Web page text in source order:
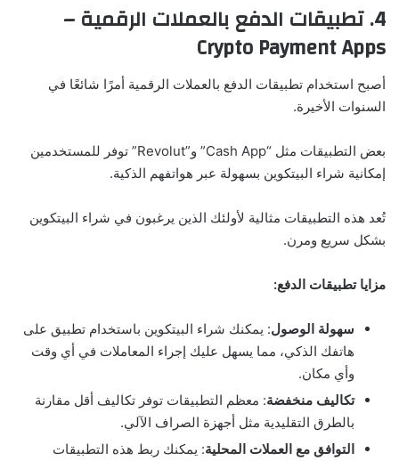
4. تطبيقات الدفع بالعملات الرقمية –
Crypto Payment Apps
أصبح استخدام تطبيقات الدفع بالعملات الرقمية أمرًا شائعًا في
السنوات الأخيرة.
بعض التطبيقات مثل “Cash App” و”Revolut” توفر للمستخدمين
إمكانية شراء البيتكوين بسهولة عبر هواتفهم الذكية.
تُعد هذه التطبيقات مثالية لأولئك الذين يرغبون في شراء البيتكوين
بشكل سريع ومرن.
مزايا تطبيقات الدفع:
سهولة الوصول: يمكنك شراء البيتكوين باستخدام تطبيق على
هاتفك الذكي، مما يسهل عليك إجراء المعاملات في أي وقت
وأي مكان.
تكاليف منخفضة: معظم التطبيقات توفر تكاليف أقل مقارنة
بالطرق التقليدية مثل أجهزة الصراف الآلي.
التوافق مع العملات المحلية: يمكنك ربط هذه التطبيقات